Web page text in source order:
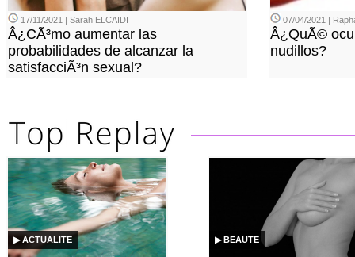
17/11/2021 | Sarah ELCAIDI
Â¿CÃ³mo aumentar las
probabilidades de alcanzar la
satisfacciÃ³n sexual?
07/04/2021 |
Â¿QuÃ©
nudillos?
▶ ACTUALITE ▶ BEAUTE